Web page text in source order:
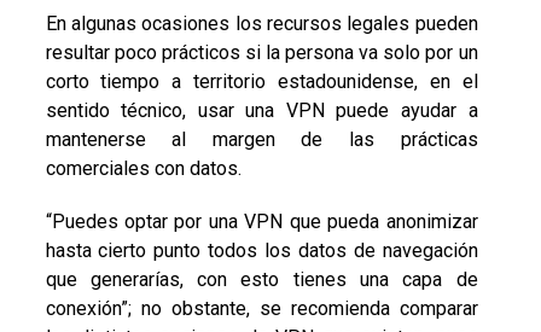
En algunas ocasiones los recursos legales pueden
resultar poco prácticos si la persona va solo por un
corto tiempo a territorio estadounidense, en el
sentido técnico, usar una VPN puede ayudar a
mantenerse al margen de las prácticas
comerciales con datos.
“Puedes optar por una VPN que pueda anonimizar
hasta cierto punto todos los datos de navegación
que generarías, con esto tienes una capa de
conexión”; no obstante, se recomienda comparar